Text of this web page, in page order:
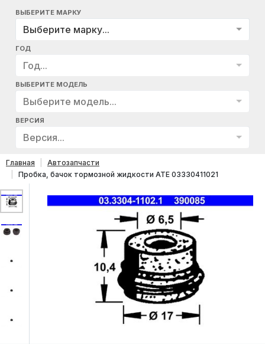
ВЫБЕРИТЕ МАРКУ
Выберите марку...
ГОД
Год...
ВЫБЕРИТЕ МОДЕЛЬ
Выберите модель...
ВЕРСИЯ
Версия...
Главная
Автозапчасти
Пробка, бачок тормозной жидкости ATE 03330411021